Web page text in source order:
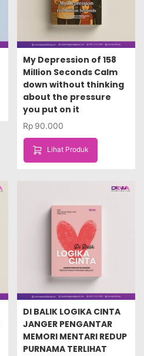
My Depression of 158
Million Seconds Calm
down without thinking
about the pressure
you put on it
Rp 90.000
Lihat Produk
DI BALIK LOGIKA CINTA
JANGER PENGANTAR
MEMORI MENTARI REDUP
PURNAMA TERLIHAT